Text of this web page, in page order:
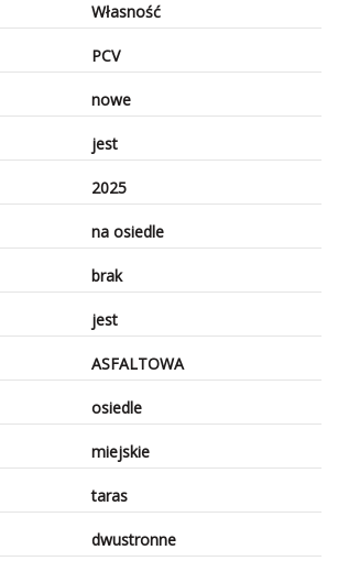
Własność
PCV
nowe
jest
2025
na osiedle
brak
jest
ASFALTOWA
osiedle
miejskie
taras
dwustronne